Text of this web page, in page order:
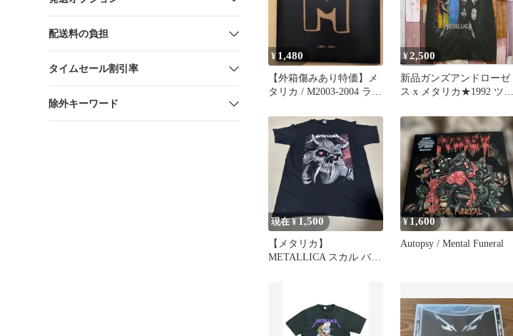
配送料の負担
タイムセール割引率
除外キーワード
¥ 1,480
【外箱傷みあり特価】メ
タリカ / M2003-2004 ライ
¥2,500
新品ガンズアンドローゼ
ス x メタリカ★1992 ツア
現在 ¥ 1,500
【メタリカ】
METALLICA スカル バン
¥ 1,600
Autopsy / Mental Funeral